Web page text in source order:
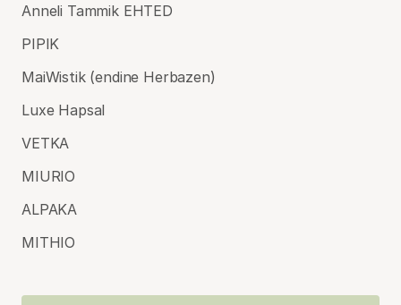
Anneli Tammik EHTED
PIPIK
MaiWistik (endine Herbazen)
Luxe Hapsal
VETKA
MIURIO
ALPAKA
MITHIO